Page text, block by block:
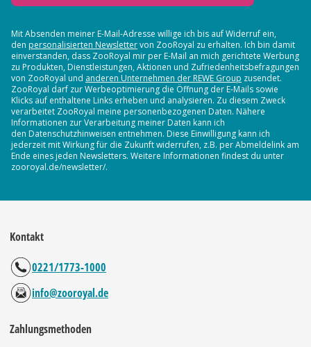
Mit Absenden meiner E-Mail-Adresse willige ich bis auf Widerruf ein,
den personalisierten Newslettervon ZooRoyal zu erhalten. Ich bin damit
einverstanden, dass ZooRoyal mir per E-Mail an mich gerichtete Werbung
zu Produkten, Dienstleistungen, Aktionen und Zufriedenheitsbefragungen
von ZooRoyal und anderen Unternehmen der REWE Group zusendet.
ZooRoyal darf zur Werbeoptimierung die Öffnung der E-Mails sowie
Klicks auf enthaltene Links erheben und analysieren. Zu diesem Zweck
verarbeitet ZooRoyal meine personenbezogenen Daten. Nähere
Informationen zur Verarbeitung meiner Daten kann ich
den Datenschutzhinweisen entnehmen. Diese Einwilligung kann ich
jederzeit mit Wirkung für die Zukunft widerrufen, z.B. per Abmeldelink am
Ende eines jeden Newsletters. Weitere Informationen findest du unter
zooroyal.de/newsletter/.
Kontakt
0221/1773-1000
info@zooroyal.de
Zahlungsmethoden